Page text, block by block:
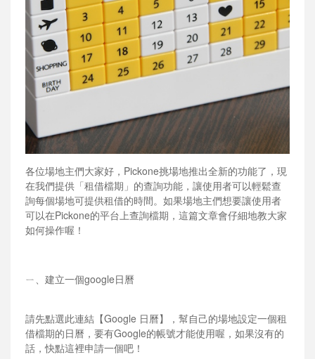
各位場地主們大家好，Pickone挑場地推出全新的功能了，現
在我們提供「租借檔期」的查詢功能，讓使用者可以輕鬆查
詢每個場地可提供租借的時間。如果場地主們想要讓使用者
可以在Pickone的平台上查詢檔期，這篇文章會仔細地教大家
如何操作喔！
ㄧ、建立一個google日曆
請先點選此連結【Google 日曆】，幫自己的場地設定一個租
借檔期的日曆，要有Google的帳號才能使用喔，如果沒有的
話，快點這裡申請一個吧！